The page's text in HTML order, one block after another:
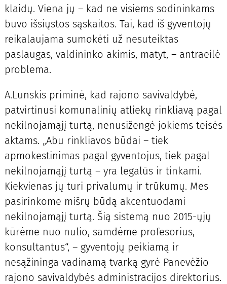
klaidų. Viena jų – kad ne visiems sodininkams
buvo išsiųstos sąskaitos. Tai, kad iš gyventojų
reikalaujama sumokėti už nesuteiktas
paslaugas, valdininko akimis, matyt, – antraeilė
problema.
A.Lunskis priminė, kad rajono savivaldybė,
patvirtinusi komunalinių atliekų rinkliavą pagal
nekilnojamąjį turtą, nenusižengė jokiems teisės
aktams. „Abu rinkliavos būdai – tiek
apmokestinimas pagal gyventojus, tiek pagal
nekilnojamąjį turtą – yra legalūs ir tinkami.
Kiekvienas jų turi privalumų ir trūkumų. Mes
pasirinkome mišrų būdą akcentuodami
nekilnojamąjį turtą. Šią sistemą nuo 2015-ųjų
kūrėme nuo nulio, samdėme profesorius,
konsultantus“, – gyventojų peikiamą ir
nesąžininga vadinamą tvarką gyrė Panevėžio
rajono savivaldybės administracijos direktorius.